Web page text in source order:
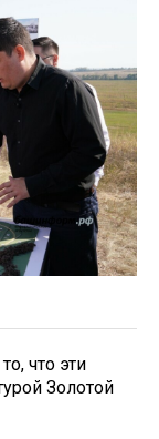
что эти
Золотой